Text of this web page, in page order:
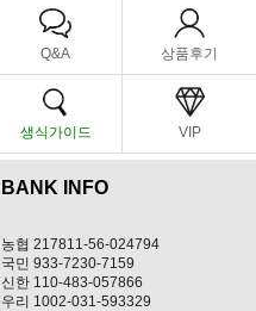
Q&A 상품후기
생식가이드 VIP
BANK INFO
농협 217811-56-024794
국민 933-7230-7159
신한 110-483-057866
우리 1002-031-593329